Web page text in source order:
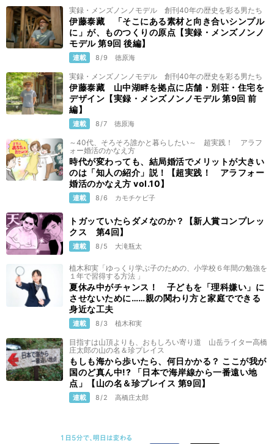
実録・メンズノンノモデル 創刊40年の歴史を彩る男たち
伊藤泰藏 「そこにある素材と向き合いシンプル
に」が、ものつくりの原点【実録・メンズノンノ
モデル 第9回 後編】
連載 8/9 徳原海
実録・メンズノンノモデル 創刊40年の歴史を彩る男たち
伊藤泰藏 山中湖畔を拠点に店舗・別荘・住宅を
デザイン【実録・メンズノンノモデル 第9回 前
編】
連載 8/7 徳原海
～40代、そろそろ誰かと暮らしたい～ 超実践！ アラフ
ォー婚活のかなえ方
時代が変わっても、結局婚活でメリットが大きい
のは「知人の紹介」説！【超実践！ アラフォー
婚活のかなえ方 vol.10】
連載 8/6 カモチケビ子
トガッていたらダメなのか？【新人賞コンプレッ
クス 第4回】
連載 8/5 大滝瓶太
植木和実「ゆっくり学ぶ子のための、小学校６年間の勉強を
１年で習得する方法 」
夏休み中がチャンス！ 子どもを「理科嫌い」に
させないために……親の関わり方と家庭でできる
身近な工夫
連載 8/3 植木和実
目指すは山頂よりも、おもしろい寄り道 山岳ライター高橋
庄太郎の山の名＆珍プレイス
もしも海から歩いたら、何日かかる？ ここが我が
国のど真ん中!? 「日本で海岸線から一番遠い地
点」【山の名＆珍プレイス 第9回】
連載 8/2 高橋庄太郎